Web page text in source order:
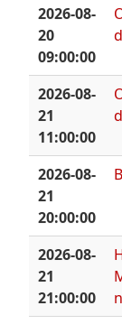
2026-08-
20
09:00:00
2026-08-
21
11:00:00
2026-08-
21
20:00:00
2026-08-
21
21:00:00